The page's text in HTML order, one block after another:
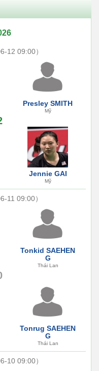
12 09:00）
Presley SMITH
Mỹ
Jennie GAI
Mỹ
11 09:00）
Tonkid SAEHEN
G
Thái Lan
Tonrug SAEHEN
G
Thái Lan
10 09:00）